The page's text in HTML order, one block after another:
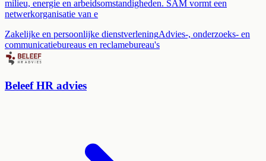
milieu, energie en arbeidsomstandigheden. SAM vormt een
netwerkorganisatie van e
Zakelijke en persoonlijke dienstverleningAdvies-, onderzoeks- en
communicatiebureaus en reclamebureau's
Beleef HR advies